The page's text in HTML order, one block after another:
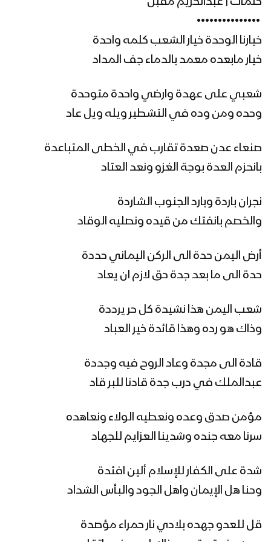
1439هـ
زامل الطاهش البطاش – عيسى الليث
زامل السيوف الصوارم – عيسى الليث
1438هـ
1439هـ
زامل يا يمن افرح بميلاد طه – عيسى الليث
زامل هو الله – عيسى الليث 1439هـ
‏ •••••••••••••••
خيارنا الوحدة خيار الشعب كلمه واحدة
خيار مابعده معمد بالدماء جف المداد
شعبي على عهدة وارضي واحدة متوحدة
وحده ومن وده في التشطير ويله ويل عاد
صنعاء عدن صعدة تقارب في الخطى المتباعدة
بانحزم العدة بوجة الغزو ونعد العتاد
نجران باردة وبارد الجنوب الشاردة
والخصم بانفتك من قيده ونصليه الوقاد
أرض اليمن حدة الى الركن اليماني حددة
حدة الى ما بعد جدة حق لازم ان يعاد
شعب اليمن هذا نشيدة كل حر يرددة
وذاك هو رده وهذا قائدة خير العباد
قادة الى مجدة وعاد الروح فيه وجددة
عبدالملك في درب جدة قادنا للبر قاد
مؤمن صدق وعده ونعطيه الولاء ونعاهده
سرنا معه جنده وشدينا العزايم للجهاد
شدة على الكفار للإسلام ألين افئدة
وحنا هل الإيمان واهل الجود والبأس الشداد
قل للعدو جهده بلادي نار حمراء مؤصدة